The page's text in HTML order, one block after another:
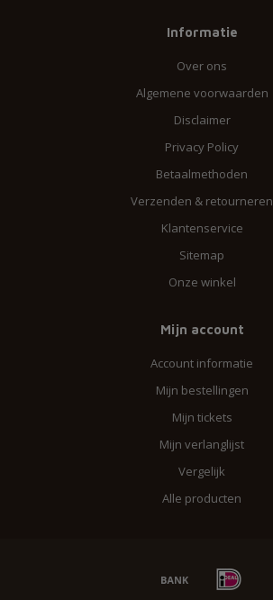
Informatie
Over ons
Algemene voorwaarden
Disclaimer
Privacy Policy
Betaalmethoden
Verzenden & retourneren
Klantenservice
Sitemap
Onze winkel
Mijn account
Account informatie
Mijn bestellingen
Mijn tickets
Mijn verlanglijst
Vergelijk
Alle producten